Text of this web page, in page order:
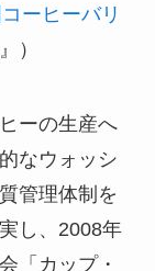
ーヒーバリ
』）
ーの生産へ
なウォッシ
管理体制を
し、2008年
「カップ・